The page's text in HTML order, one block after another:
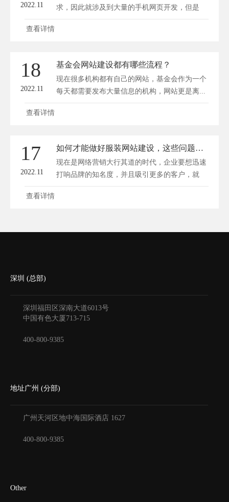
2022.11
求，因此就涉及到大量的手机网页开发，但是
手...
查看详情
18
2022.11
基金会网站建设都有哪些流程？
现在很多机构都有自己的网站，基金会作为一个
每天都需要发布大量信息的机构，网站更是离...
查看详情
17
2022.11
如何才能做好服装网站建设，这些问题不容忽视！
现在是网络营销大行其道的时代，企业要想迅速
打响品牌的知名度，并且吸引更多的客户，就
必...
查看详情
深圳 (总部)
深圳福田区深南大道6013号
中国有色大厦713-715
400-800-9385
地址广州 (分部)
广州天河区地中海国际酒店 1627
400-800-9385
Other